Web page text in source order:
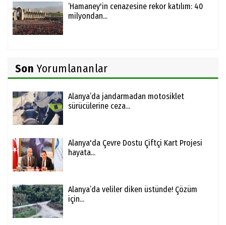
‘Hamaney'in cenazesine rekor katılım: 40
milyondan...
Son Yorumlananlar
Alanya’da jandarmadan motosiklet
sürücülerine ceza...
Alanya'da Çevre Dostu Çiftçi Kart Projesi
hayata...
Alanya’da veliler diken üstünde! Çözüm
için...